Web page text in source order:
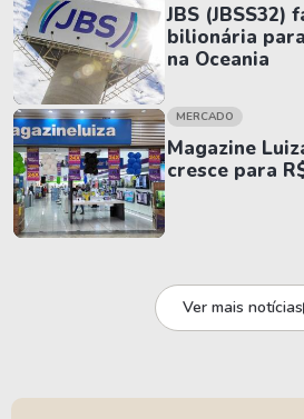
JBS (JBSS32)
bilionária
na Oceania
MERCADO
Magazine
cresce para
Ver mais notícias